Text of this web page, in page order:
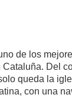
de los
Cataluña. Del
queda la
con una